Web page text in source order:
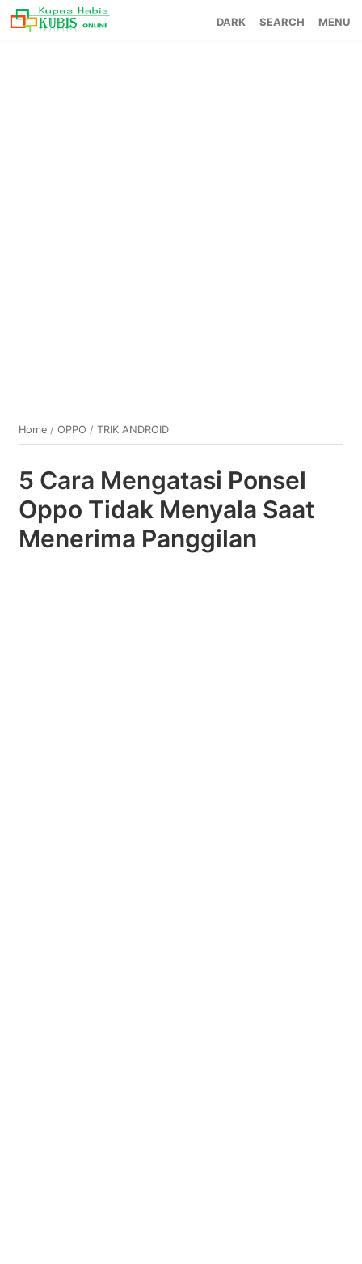
SEARCH MENU
Home /OPPO /TRIK ANDROID
5 Cara Mengatasi Ponsel
Oppo Tidak Menyala Saat
Menerima Panggilan